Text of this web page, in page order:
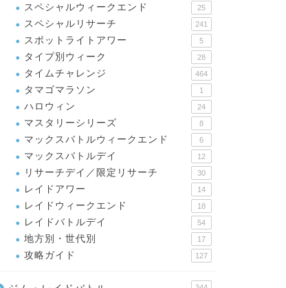
スペシャルウィークエンド 25
スペシャルリサーチ 241
スポットライトアワー 5
タイプ別ウィーク 28
タイムチャレンジ 464
タマゴマラソン 1
ハロウィン 24
マスタリーシリーズ 8
マックスバトルウィークエンド 6
マックスバトルデイ 12
リサーチデイ／限定リサーチ 30
レイドアワー 14
レイドウィークエンド 18
レイドバトルデイ 54
地方別・世代別 17
攻略ガイド 127